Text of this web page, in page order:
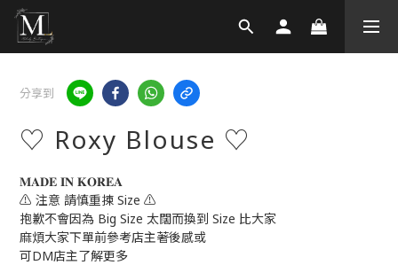
分享到
♡ Roxy Blouse ♡
𝐌𝐀𝐃𝐄 𝐈𝐍 𝐊𝐎𝐑𝐄𝐀
⚠️ 注意 請慎重揀 Size ⚠️
抱歉不會因為 Big Size 太闊而換到 Size 比大家
麻煩大家下單前參考店主著後感或
可DM店主了解更多